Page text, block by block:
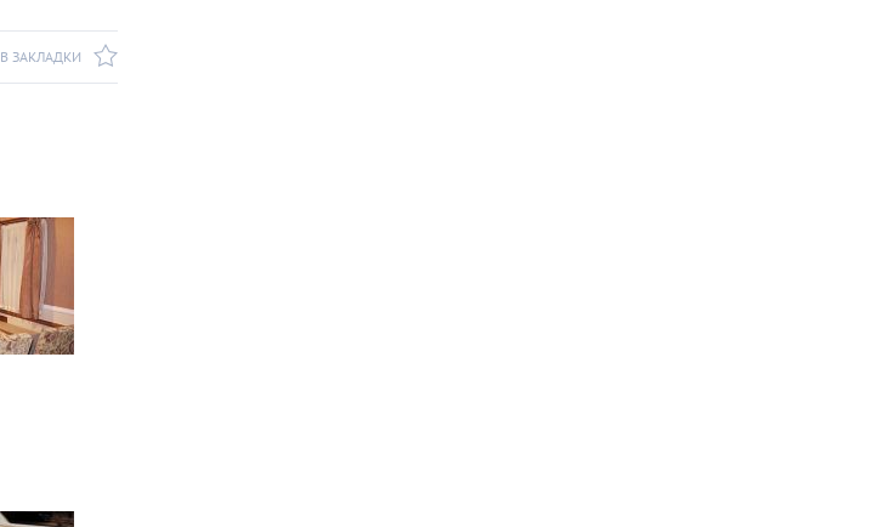
В ЗАКЛАДКИ